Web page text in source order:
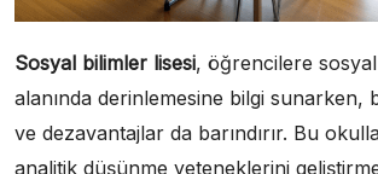
Sosyal bilimler lisesi, öğrencilere
alanında derinlemesine bilgi sunarken,
ve dezavantajlar da barındırır. Bu
analitik düşünme yeteneklerini